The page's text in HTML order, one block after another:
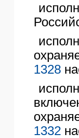
1328
1332